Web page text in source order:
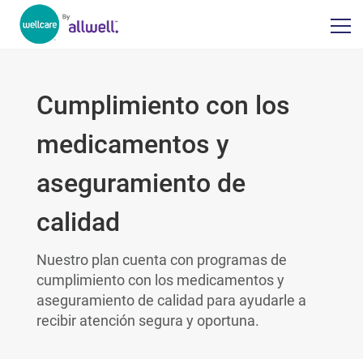
Cumplimiento con los
medicamentos y
aseguramiento de
calidad
Nuestro plan cuenta con programas de
cumplimiento con los medicamentos y
aseguramiento de calidad para ayudarle a
recibir atención segura y oportuna.